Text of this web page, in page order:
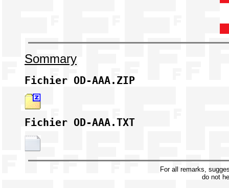
Sommary
Fichier OD-AAA.ZIP
Fichier OD-AAA.TXT
For all remarks,
do not